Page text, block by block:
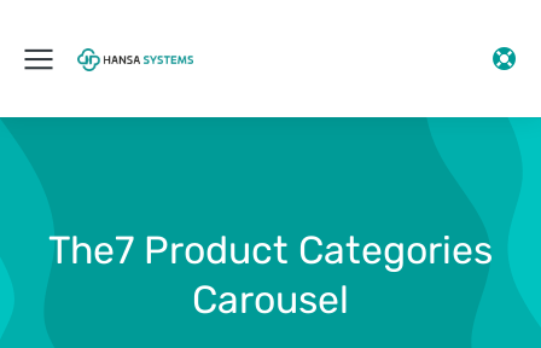
The7 Product Categories
Carousel